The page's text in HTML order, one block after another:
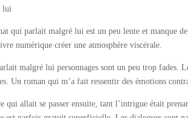
lui
qui parlait malgré lui est un peu lente et manque de
numérique créer une atmosphère viscérale.
malgré lui personnages sont un peu trop fades.
Un roman qui m’a fait ressentir des émotions
qui allait se passer ensuite, tant l’intrigue était